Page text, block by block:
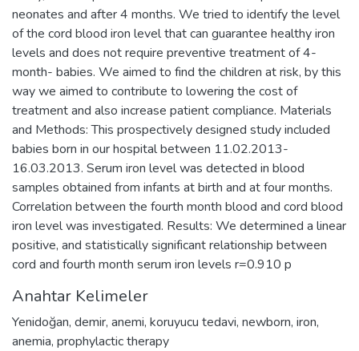
neonates and after 4 months. We tried to identify the level
of the cord blood iron level that can guarantee healthy iron
levels and does not require preventive treatment of 4-
month- babies. We aimed to find the children at risk, by this
way we aimed to contribute to lowering the cost of
treatment and also increase patient compliance. Materials
and Methods: This prospectively designed study included
babies born in our hospital between 11.02.2013-
16.03.2013. Serum iron level was detected in blood
samples obtained from infants at birth and at four months.
Correlation between the fourth month blood and cord blood
iron level was investigated. Results: We determined a linear
positive, and statistically significant relationship between
cord and fourth month serum iron levels r=0.910 p
Anahtar Kelimeler
Yenidoğan, demir, anemi, koruyucu tedavi, newborn, iron,
anemia, prophylactic therapy